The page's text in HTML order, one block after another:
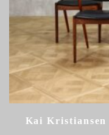
Kai Kristiansen